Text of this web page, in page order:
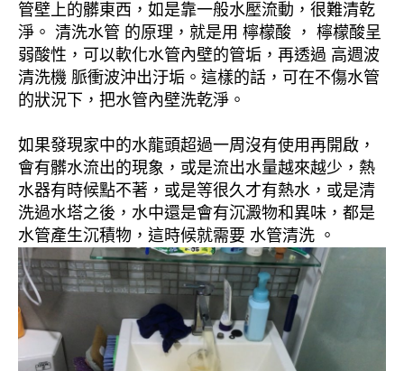
管壁上的髒東西，如是靠一般水壓流動，很難清乾
淨。 清洗水管 的原理，就是用 檸檬酸 ， 檸檬酸呈
弱酸性，可以軟化水管內壁的管垢，再透過 高週波
清洗機 脈衝波沖出汙垢。這樣的話，可在不傷水管
的狀況下，把水管內壁洗乾淨。
如果發現家中的水龍頭超過一周沒有使用再開啟，
會有髒水流出的現象，或是流出水量越來越少，熱
水器有時候點不著，或是等很久才有熱水，或是清
洗過水塔之後，水中還是會有沉澱物和異味，都是
水管產生沉積物，這時候就需要 水管清洗 。